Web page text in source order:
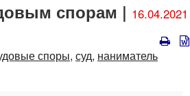
спорам | 16.04.2021
споры, суд, наниматель